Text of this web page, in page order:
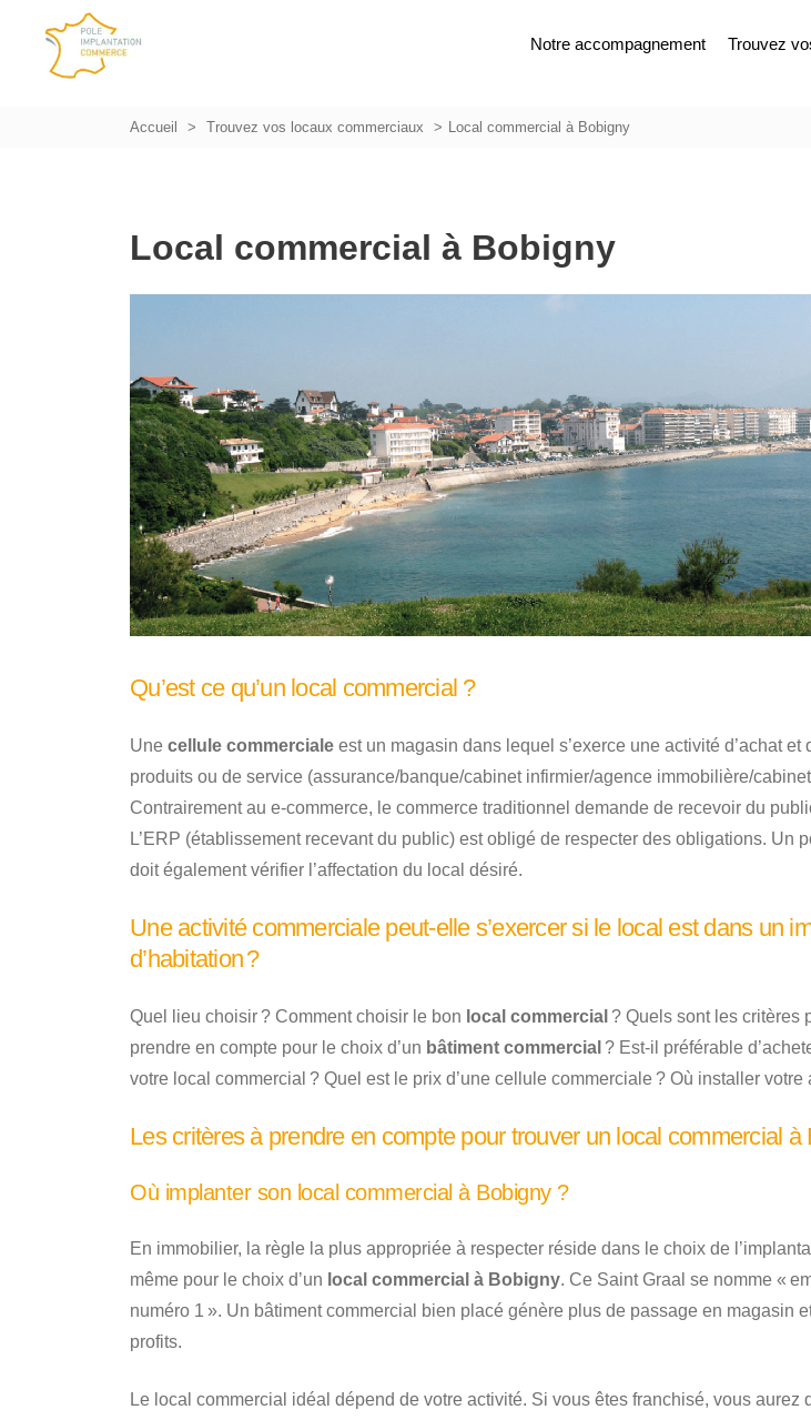
Notre accompagnement Trouvez
Accueil Trouvez vos locaux commerciaux Local commercial à Bobigny
Local commercial à Bobigny
Qu’est ce qu’un local commercial ?
Une cellule commerciale est un magasin dans lequel s’exerce une activité d’achat et
produits ou de service (assurance/banque/cabinet infirmier/agence immobilière/
Contrairement au e-commerce, le commerce traditionnel demande de recevoir du
L’ERP (établissement recevant du public) est obligé de respecter des obligations. Un
doit également vérifier l’affectation du local désiré.
Une activité commerciale peut-elle s’exercer si le local est dans un
d’habitation ?
Quel lieu choisir ? Comment choisir le bon local commercial ? Quels sont les critères
prendre en compte pour le choix d’un bâtiment commercial ? Est-il préférable
votre local commercial ? Quel est le prix d’une cellule commerciale ? Où installer votre
Les critères à prendre en compte pour trouver un local commercial à
Où implanter son local commercial à Bobigny ?
En immobilier, la règle la plus appropriée à respecter réside dans le choix de
même pour le choix d’un local commercial à Bobigny. Ce Saint Graal se nomme «
numéro 1 ». Un bâtiment commercial bien placé génère plus de passage en magasin
profits.
Le local commercial idéal dépend de votre activité. Si vous êtes franchisé, vous aurez